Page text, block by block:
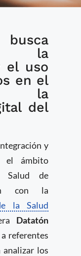
la
el uso
en el
la
del
y
el ámbito
Salud de
con la
la Salud
Datatón
referentes
analizar los